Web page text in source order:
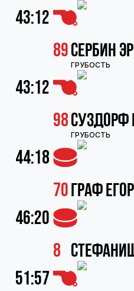
43:12
89Сербин
ГРУБОСТЬ
43:12
98Суздорф
ГРУБОСТЬ
44:18
70Граф Егор
46:20
8
51:57